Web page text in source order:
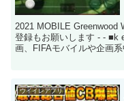
2021 MOBILE Greenwood
登録もお願いします - -
画、FIFAモバイルや企画
ウイイレアプリ